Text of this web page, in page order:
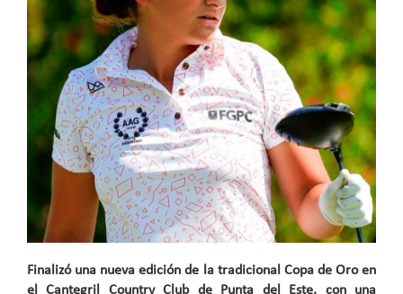
Finalizó una nueva edición de la tradicional Copa de Oro en
el Cantegril Country Club de Punta del Este, con una